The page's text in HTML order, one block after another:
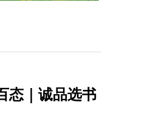
态｜诚品选书